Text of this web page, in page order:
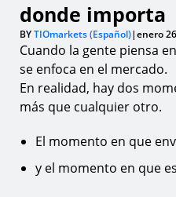
donde importa
BYTIOmarkets (Español)|enero
Cuando la gente piensa
se enfoca en el mercado.
En realidad, hay dos
más que cualquier otro.
El momento en que
y el momento en que